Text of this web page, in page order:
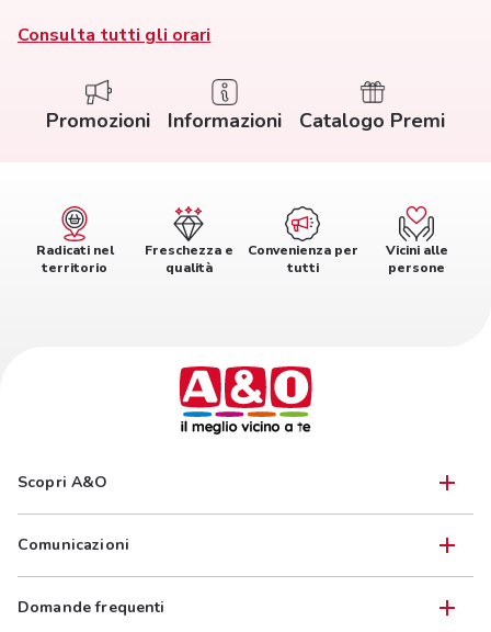
Consulta tutti gli orari
Promozioni Informazioni Catalogo Premi
Radicati nel
territorio
Freschezza e
qualità
Convenienza per
tutti
Vicini alle
persone
Scopri A&O
Comunicazioni
Domande frequenti